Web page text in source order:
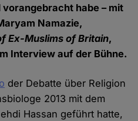
habe – mit
Namazie,
Ex-Muslims of Britain,
Interview auf der Bühne.
der Debatte über Religion
2013 mit dem
Hassan geführt hatte,